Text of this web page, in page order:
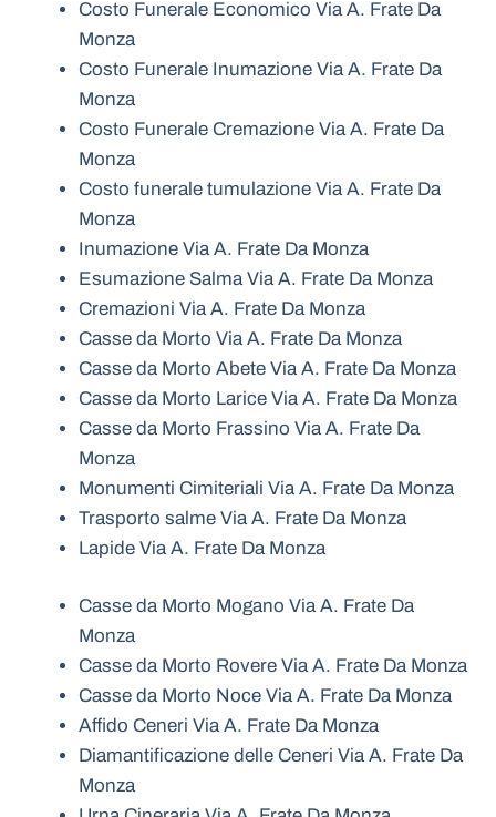
Costo Funerale Economico Via A. Frate Da
Monza
Costo Funerale Inumazione Via A. Frate Da
Monza
Costo Funerale Cremazione Via A. Frate Da
Monza
Costo funerale tumulazione Via A. Frate Da
Monza
Inumazione Via A. Frate Da Monza
Esumazione Salma Via A. Frate Da Monza
Cremazioni Via A. Frate Da Monza
Casse da Morto Via A. Frate Da Monza
Casse da Morto Abete Via A. Frate Da Monza
Casse da Morto Larice Via A. Frate Da Monza
Casse da Morto Frassino Via A. Frate Da
Monza
Monumenti Cimiteriali Via A. Frate Da Monza
Trasporto salme Via A. Frate Da Monza
Lapide Via A. Frate Da Monza
Casse da Morto Mogano Via A. Frate Da
Monza
Casse da Morto Rovere Via A. Frate Da Monza
Casse da Morto Noce Via A. Frate Da Monza
Affido Ceneri Via A. Frate Da Monza
Diamantificazione delle Ceneri Via A. Frate Da
Monza